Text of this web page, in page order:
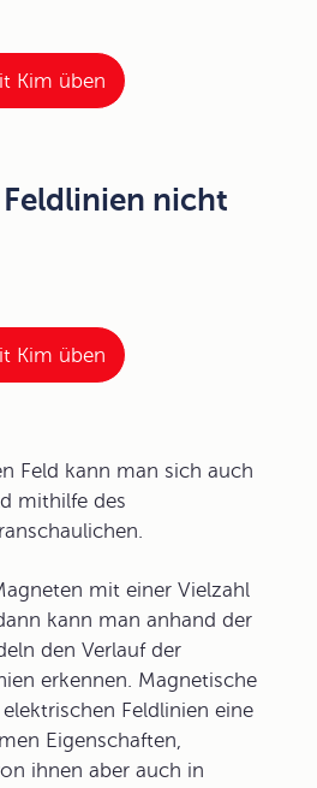
Kim üben
nicht
Kim üben
Feld kann man sich auch
mithilfe des
mit einer Vielzahl
kann man anhand der
den Verlauf der
erkennen. Magnetische
Feldlinien eine
Eigenschaften,
ihnen aber auch in